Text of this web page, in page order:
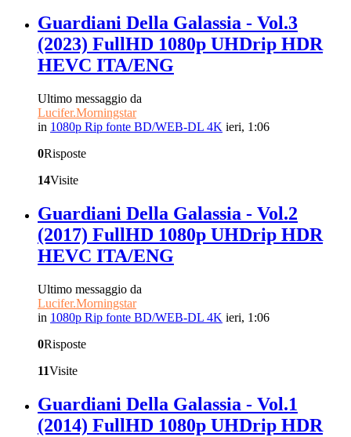
Guardiani Della Galassia - Vol.3
(2023) FullHD 1080p UHDrip HDR
HEVC ITA/ENG
Ultimo messaggio da
Lucifer.Morningstar
in 1080p Rip fonte BD/WEB-DL 4K ieri, 1:06
0Risposte
14Visite
Guardiani Della Galassia - Vol.2
(2017) FullHD 1080p UHDrip HDR
HEVC ITA/ENG
Ultimo messaggio da
Lucifer.Morningstar
in 1080p Rip fonte BD/WEB-DL 4K ieri, 1:06
0Risposte
11Visite
Guardiani Della Galassia - Vol.1
(2014) FullHD 1080p UHDrip HDR